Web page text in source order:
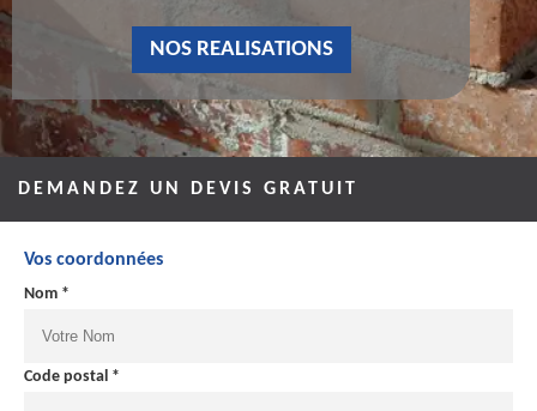
NOS REALISATIONS
DEMANDEZ UN DEVIS GRATUIT
Vos coordonnées
Nom *
Code postal *